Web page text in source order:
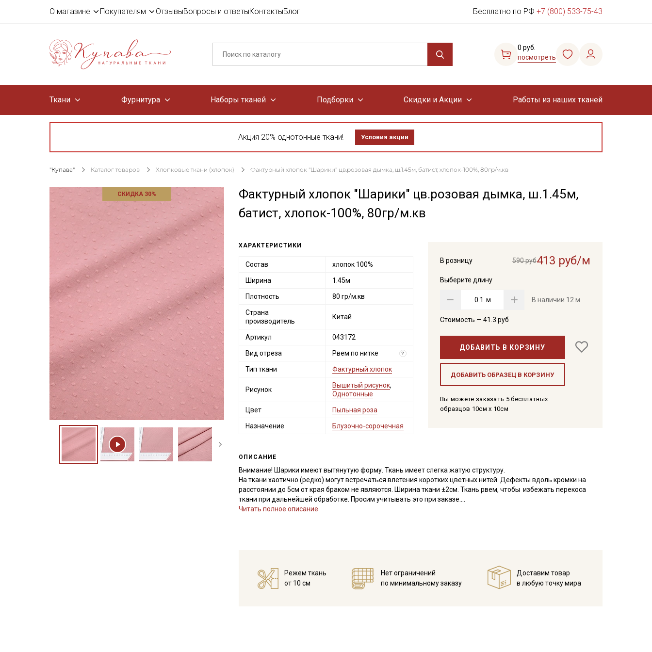
О магазине Покупателям ОтзывыВопросы и ответыКонтактыБлог Бесплатно по РФ +7 (800) 533-75-43
0 руб.
посмотреть
Ткани Фурнитура Наборы тканей Подборки Скидки и Акции Работы из наших тканей
Акция 20% однотонные ткани! Условия акции
"Купава" Каталог товаров Хлопковые ткани (хлопок) Фактурный хлопок "Шарики" цв.розовая дымка, ш.1.45м, батист, хлопок-100%, 80гр/м.кв
СКИДКА 30%
Фактурный хлопок "Шарики" цв.розовая дымка, ш.1.45м,
батист, хлопок-100%, 80гр/м.кв
В розницу 590 руб413 руб/м
Выберите длину
м В наличии 12 м
Стоимость — 41.3 руб
ДОБАВИТЬ В КОРЗИНУ
ДОБАВИТЬ ОБРАЗЕЦ В КОРЗИНУ
Вы можете заказать 5 бесплатных
образцов 10см x 10см
ХАРАКТЕРИСТИКИ
Состав хлопок 100%
Ширина 1.45м
Плотность 80 гр/м.кв
Страна
производитель
Китай
Артикул 043172
Вид отреза Рвем по нитке ?
Тип ткани Фактурный хлопок
Рисунок
Вышитый рисунок,
Однотонные
Цвет Пыльная роза
Назначение Блузочно-сорочечная
ОПИСАНИЕ
Внимание! Шарики имеют вытянутую форму. Ткань имеет слегка жатую структуру.
На ткани хаотично (редко) могут встречаться влетения коротких цветных нитей. Дефекты вдоль кромки на
расстоянии до 5см от края браком не являются. Ширина ткани ±2см. Ткань рвем, чтобы избежать перекоса
ткани при дальнейшей обработке. Просим учитывать это при заказе.
одежды необходимо учесть, что ткань достаточно легкая и все светлые тона просвечивают.
Ткань дает усадку до 7% перед пошивом постирайте отрез при температуре дальнейших стирок, не выше 40C,
для исключения усадки ткани в готовом изделии.
Читать полное описание
Режем ткань
от 10 см
Нет ограничений
по минимальному заказу
Доставим товар
в любую точку мира